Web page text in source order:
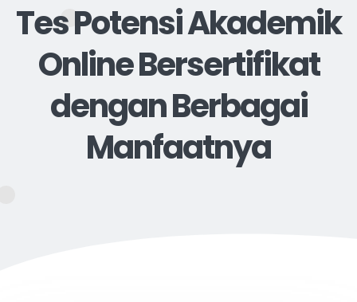
Tes Potensi Akademik
Online Bersertifikat
dengan Berbagai
Manfaatnya